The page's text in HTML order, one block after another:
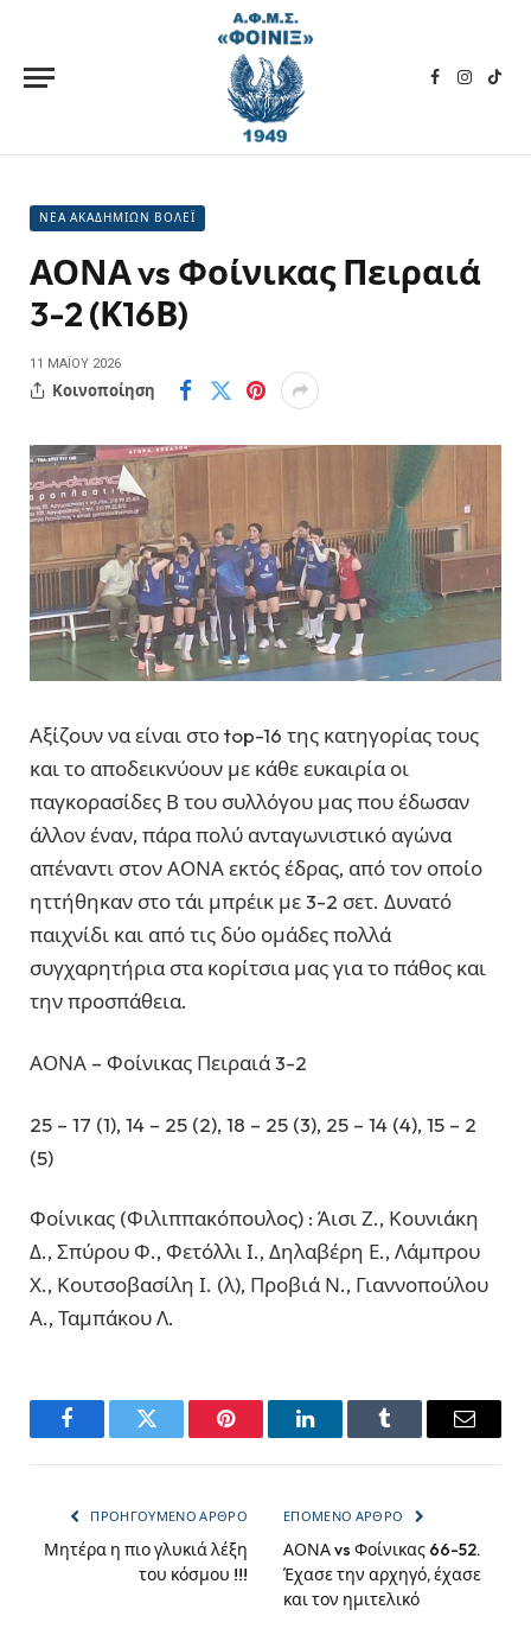
Facebook
ΝΕΑ ΑΚΑΔΗΜΙΩΝ ΒΟΛΕΪ
ΑΟΝΑ vs Φοίνικας Πειραιά
3-2 (Κ16Β)
11 ΜΑΪ́ΟΥ 2026
Κοινοποίηση
Αξίζουν να είναι στο top-16 της κατηγορίας τους
και το αποδεικνύουν με κάθε ευκαιρία οι
παγκορασίδες Β του συλλόγου μας που έδωσαν
άλλον έναν, πάρα πολύ ανταγωνιστικό αγώνα
απέναντι στον ΑΟΝΑ εκτός έδρας, από τον οποίο
ηττήθηκαν στο τάι μπρέικ με 3-2 σετ. Δυνατό
παιχνίδι και από τις δύο ομάδες πολλά
συγχαρητήρια στα κορίτσια μας για το πάθος και
την προσπάθεια.
ΑΟΝΑ – Φοίνικας Πειραιά 3-2
25 – 17 (1), 14 – 25 (2), 18 – 25 (3), 25 – 14 (4), 15 – 2
(5)
Φοίνικας (Φιλιππακόπουλος) : Άισι Ζ., Κουνιάκη
Δ., Σπύρου Φ., Φετόλλι Ι., Δηλαβέρη Ε., Λάμπρου
Χ., Κουτσοβασίλη Ι. (λ), Προβιά Ν., Γιαννοπούλου
Α., Ταμπάκου Λ.
FacebookTwitter Pinterest LinkedInTumblr Email
ΠΡΟΗΓΟΎΜΕΝΟ ΆΡΘΡΟ
Μητέρα η πιο γλυκιά λέξη
του κόσμου !!!
ΕΠΌΜΕΝΟ ΆΡΘΡΟ
ΑΟΝΑ vs Φοίνικας 66-52.
Έχασε την αρχηγό, έχασε
και τον ημιτελικό